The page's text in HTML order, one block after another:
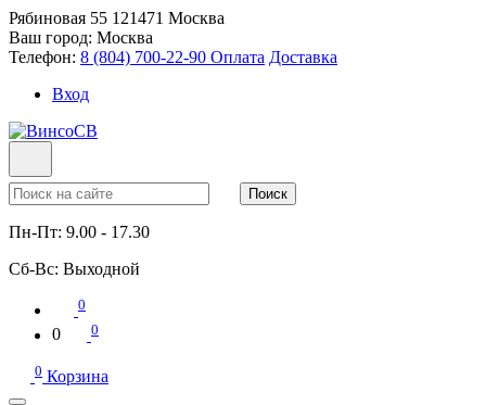
Рябиновая 55 121471 Москва
Ваш город: Москва
Телефон: 8 (804) 700-22-90 Оплата Доставка
Вход
Поиск
Пн-Пт: 9.00 - 17.30
Сб-Вс: Выходной
0
0 0
0 Корзина